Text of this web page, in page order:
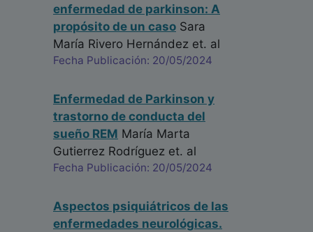
enfermedad de parkinson: A
propósito de un caso Sara
María Rivero Hernández et. al
Fecha Publicación: 20/05/2024
Enfermedad de Parkinson y
trastorno de conducta del
sueño REM María Marta
Gutierrez Rodríguez et. al
Fecha Publicación: 20/05/2024
Aspectos psiquiátricos de las
enfermedades neurológicas.